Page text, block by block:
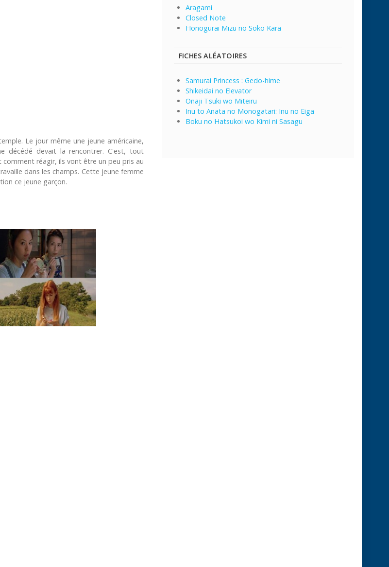
Le jour même une jeune américaine,
décédé devait la rencontrer. C'est, tout
réagir, ils vont être un peu pris au
dans les champs. Cette jeune femme
ce jeune garçon.
Aragami
Closed Note
Honogurai Mizu no Soko Kara
FICHES ALÉATOIRES
Samurai Princess : Gedo-hime
Shikeidai no Elevator
Onaji Tsuki wo Miteiru
Inu to Anata no Monogatari: Inu no Eiga
Boku no Hatsukoi wo Kimi ni Sasagu